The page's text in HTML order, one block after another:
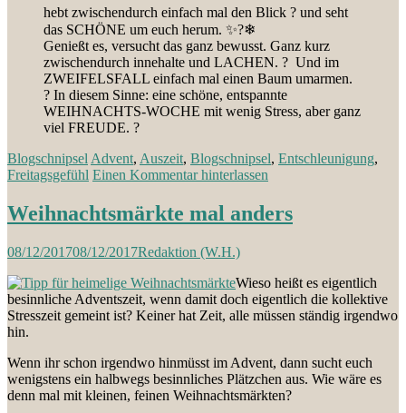
hebt zwischendurch einfach mal den Blick ? und seht
das SCHÖNE um euch herum. ✨?❄
Genießt es, versucht das ganz bewusst. Ganz kurz
zwischendurch innehalte und LACHEN. ? Und im
ZWEIFELSFALL einfach mal einen Baum umarmen.
? In diesem Sinne: eine schöne, entspannte
WEIHNACHTS-WOCHE mit wenig Stress, aber ganz
viel FREUDE. ?
Blogschnipsel Advent, Auszeit, Blogschnipsel, Entschleunigung,
Freitagsgefühl Einen Kommentar hinterlassen
Weihnachtsmärkte mal anders
08/12/201708/12/2017Redaktion (W.H.)
Wieso heißt es eigentlich
besinnliche Adventszeit, wenn damit doch eigentlich die kollektive
Stresszeit gemeint ist? Keiner hat Zeit, alle müssen ständig irgendwo
hin.
Wenn ihr schon irgendwo hinmüsst im Advent, dann sucht euch
wenigstens ein halbwegs besinnliches Plätzchen aus. Wie wäre es
denn mal mit kleinen, feinen Weihnachtsmärkten?